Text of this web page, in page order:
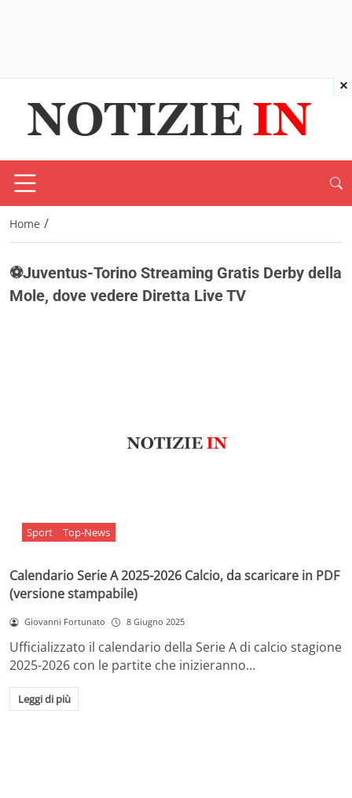
Home /
⚽Juventus-Torino Streaming Gratis Derby della
Mole, dove vedere Diretta Live TV
Sport Top-News
Calendario Serie A 2025-2026 Calcio, da scaricare in PDF
(versione stampabile)
Giovanni Fortunato 8 Giugno 2025
Ufficializzato il calendario della Serie A di calcio stagione
2025-2026 con le partite che inizieranno…
Leggi di più
×